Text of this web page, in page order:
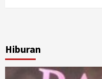
Hiburan